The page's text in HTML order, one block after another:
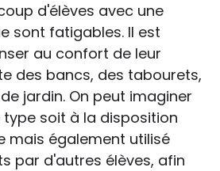
d'élèves avec une
sont fatigables. Il est
au confort de leur
des bancs, des tabourets,
jardin. On peut imaginer
type soit à la disposition
mais également utilisé
par d'autres élèves, afin